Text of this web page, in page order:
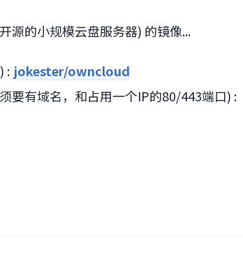
源的小规模云盘服务器) 的镜像...
: jokester/owncloud
有域名，和占用一个IP的80/443端口) :